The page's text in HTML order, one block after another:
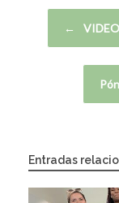
←
Entradas